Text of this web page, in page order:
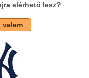
elérhető lesz?
velem